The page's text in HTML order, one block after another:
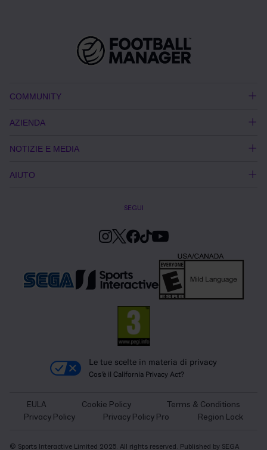
COMMUNITY
AZIENDA
NOTIZIE E MEDIA
AIUTO
SEGUI
Le tue scelte in materia di privacy
Cos'è il California Privacy Act?
EULA Cookie Policy
Terms & Conditions
Privacy Policy
Privacy Policy Pro Region Lock
© Sports Interactive Limited 2025. All rights reserved. Published by SEGA